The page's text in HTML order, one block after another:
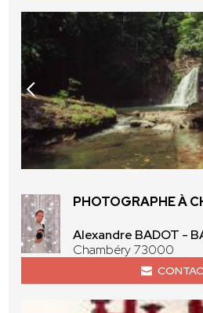
PHOTOGRAPHE À
Alexandre BADOT -
Chambéry 73000